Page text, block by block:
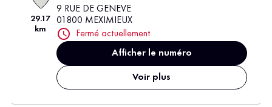
29.17
km
9 RUE DE GENEVE
01800 MEXIMIEUX
Fermé actuellement
Afficher le numéro
Voir plus